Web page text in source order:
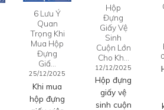
6 Lưu Ý
Quan
Trọng Khi
Mua Hộp
Đựng
Giấ…
25/12/2025
Khi mua
hộp đựng
Hộp
Đựng
Giấy Vệ
Sinh
Cuộn Lớn
Cho Kh…
12/12/2025
Hộp đựng
giấy vệ
sinh cuộn